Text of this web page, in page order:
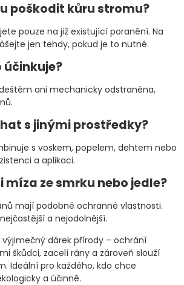
poškodit kůru stromu?
pouze na již existující poranění. Na
jen tehdy, pokud je to nutné.
účinkuje?
ani mechanicky odstraněna,
s jinými prostředky?
s voskem, popelem, dehtem nebo
a aplikaci.
míza ze smrku nebo jedle?
mají podobné ochranné vlastnosti.
a nejodolnější.
dárek přírody – ochrání
škůdci, zacelí rány a zároveň slouží
Ideální pro každého, kdo chce
a účinně.